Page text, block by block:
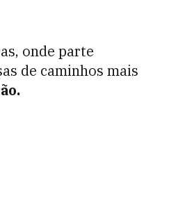
onde parte
de caminhos mais